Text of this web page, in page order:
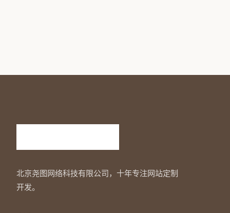
北京尧图网络科技有限公司，十年专注网站定制
开发。